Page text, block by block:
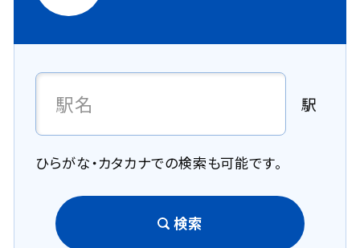
駅
ひらがな・カタカナでの検索も可能です。
検索